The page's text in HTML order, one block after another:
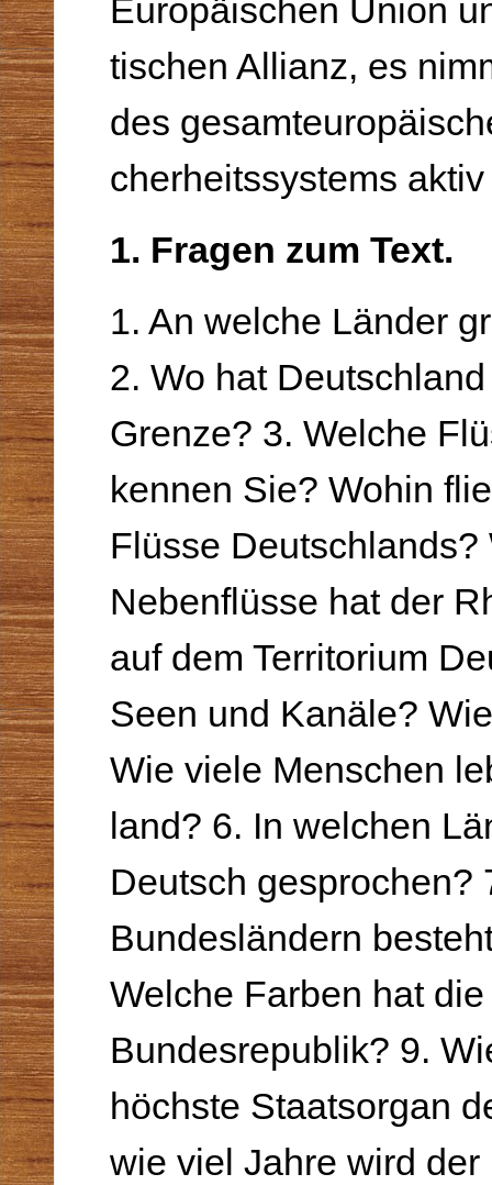
Europäischen Union
tischen Allianz, es
des
cherheitssystems
1. Fragen zum Text.
1. An welche Länder
2. Wo hat
Grenze? 3. Welche
kennen Sie? Wohin
Flüsse
Nebenflüsse hat der
auf dem Territorium
Seen und Kanäle?
Wie viele Menschen
land? 6. In welchen
Deutsch gesprochen?
Bundesländern
Welche Farben hat
Bundesrepublik? 9.
höchste Staatsorgan
wie viel Jahre wird der